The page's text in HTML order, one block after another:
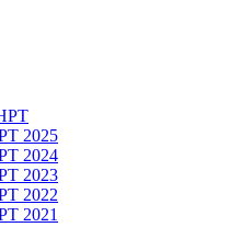
2025
2024
2023
2022
2021